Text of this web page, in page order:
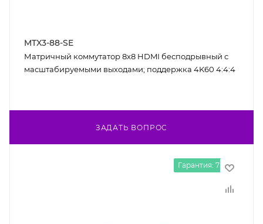
MTX3-88-SE
Матричный коммутатор 8x8 HDMI бесподрывный с
масштабируемыми выходами; поддержка 4K60 4:4:4
ЗАДАТЬ ВОПРОС
Гарантия: 7 лет